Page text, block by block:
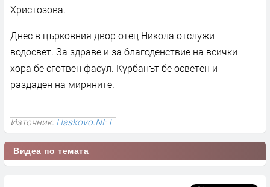
Христозова.
Днес в църковния двор отец Никола отслужи
водосвет. За здраве и за благоденствие на всички
хора бе сготвен фасул. Курбанът бе осветен и
раздаден на миряните.
Източник:Haskovo.NET
Видеа по темата